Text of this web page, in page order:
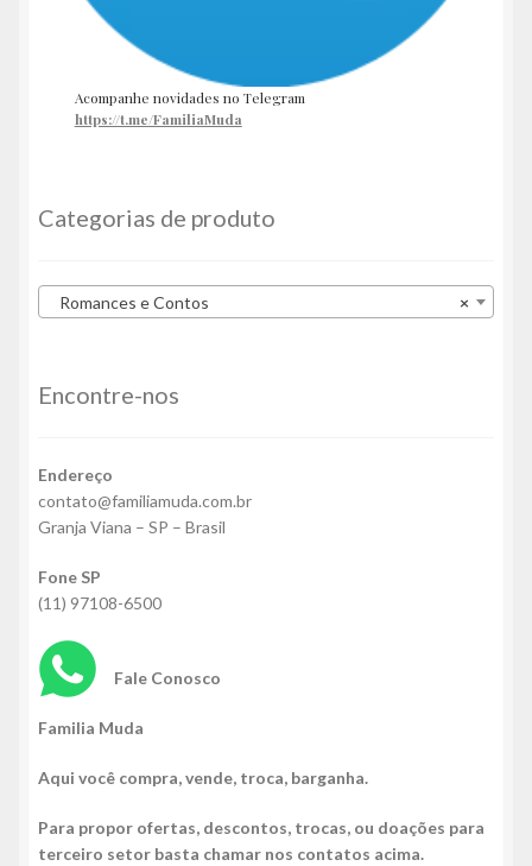
Acompanhe novidades no Telegram
https://t.me/FamiliaMuda
Categorias de produto
×
Romances e Contos
Encontre-nos
Endereço
contato@familiamuda.com.br
Granja Viana – SP – Brasil
Fone SP
(11) 97108-6500
Fale Conosco
Familia Muda
Aqui você compra, vende, troca, barganha.
Para propor ofertas, descontos, trocas, ou doações para
terceiro setor basta chamar nos contatos acima.